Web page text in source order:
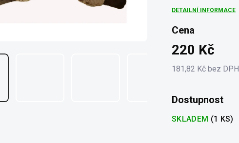
DETAILNÍ INFORMACE
Cena
220 Kč
181,82 Kč bez DPH
Dostupnost
SKLADEM (1 KS)